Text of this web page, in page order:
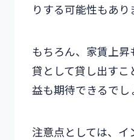
りする可能性もあり
もちろん、家賃上
貸として貸し出すこ
益も期待できるでし
注意点としては、イ